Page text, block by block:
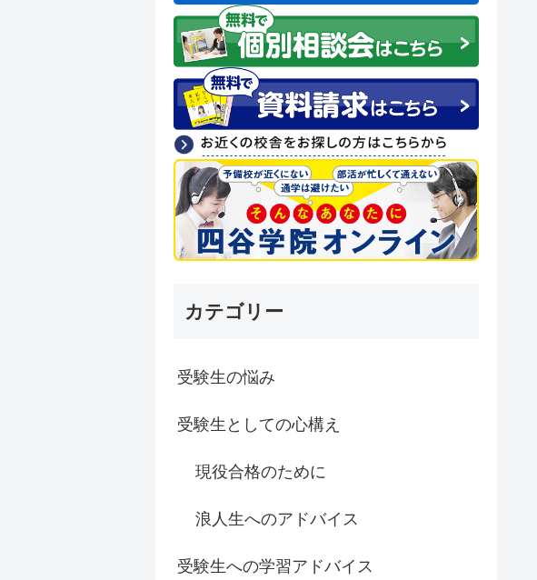
カテゴリー
受験生の悩み
受験生としての心構え
現役合格のために
浪人生へのアドバイス
受験生への学習アドバイス